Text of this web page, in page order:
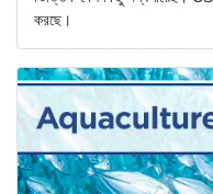
করছে।